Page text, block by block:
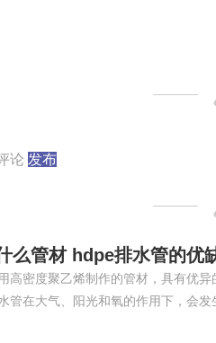
论 发布
么管材 hdpe排水管的优
高密度聚乙烯制作的管材，具有优
管在大气、阳光和氧的作用下，会